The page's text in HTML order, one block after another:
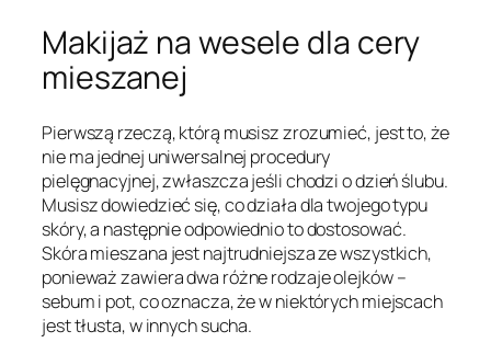
Makijaż na wesele dla cery
mieszanej
Pierwszą rzeczą, którą musisz zrozumieć, jest to, że
nie ma jednej uniwersalnej procedury
pielęgnacyjnej, zwłaszcza jeśli chodzi o dzień ślubu.
Musisz dowiedzieć się, co działa dla twojego typu
skóry, a następnie odpowiednio to dostosować.
Skóra mieszana jest najtrudniejsza ze wszystkich,
ponieważ zawiera dwa różne rodzaje olejków –
sebum i pot, co oznacza, że w niektórych miejscach
jest tłusta, w innych sucha.